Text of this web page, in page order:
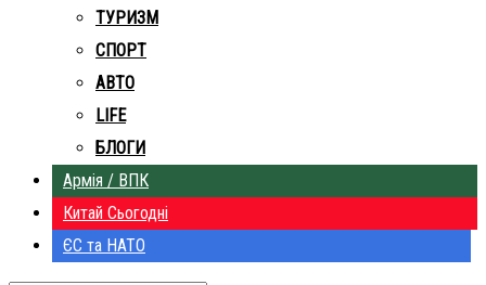
ТУРИЗМ
СПОРТ
АВТО
LIFE
БЛОГИ
Армія / ВПК
Китай Сьогодні
ЄС та НАТО